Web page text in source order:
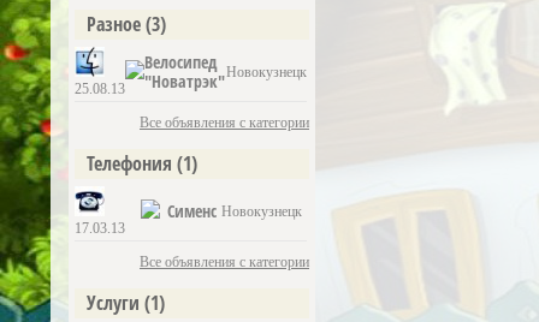
Разное(3)
25.08.13
Велосипед
"Новатрэк"Новокузнецк
Все объявления с категории
Телефония (1)
17.03.13
Сименс Новокузнецк
Все объявления с категории
Услуги (1)